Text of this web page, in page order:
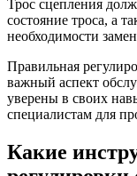
Трос сцепления
состояние троса, а
необходимости
Правильная
важный аспект
уверены в своих
специалистам для
Какие